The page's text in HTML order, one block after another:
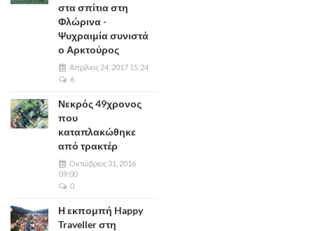
στα σπίτια στη
Φλώρινα -
Ψυχραιμία συνιστά
ο Αρκτούρος
Απρίλιος 24, 2017 15:24
6
Νεκρός 49χρονος
που
καταπλακώθηκε
από τρακτέρ
Οκτώβριος 31, 2016
09:00
0
Η εκπομπή Happy
Traveller στη